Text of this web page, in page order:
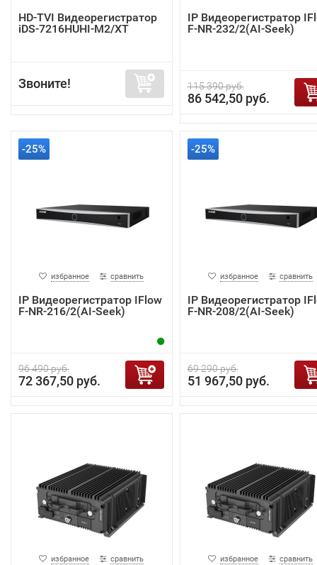
HD-TVI Видеорегистратор
iDS-7216HUHI-M2/XT
Звоните!
IP Видеорегистратор
F-NR-232/2(AI-Seek)
115 390 руб.
86 542,50 руб.
-25%
избранное сравнить
IP Видеорегистратор IFlow
F-NR-216/2(AI-Seek)
96 490 руб.
72 367,50 руб.
-25%
избранное сравнить
IP Видеорегистратор
F-NR-208/2(AI-Seek)
69 290 руб.
51 967,50 руб.
избранное сравнить избранное сравнить